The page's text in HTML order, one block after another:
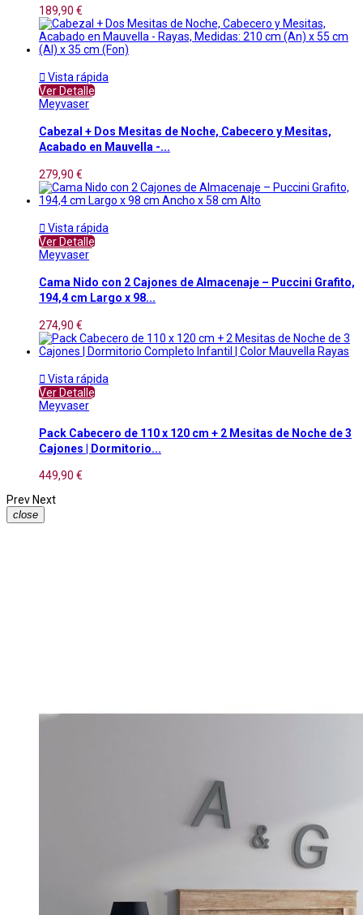
189,90 €
 Vista rápida
Ver Detalle
Meyvaser
Cabezal + Dos Mesitas de Noche, Cabecero y Mesitas,
Acabado en Mauvella -...
279,90 €
 Vista rápida
Ver Detalle
Meyvaser
Cama Nido con 2 Cajones de Almacenaje – Puccini Grafito,
194,4 cm Largo x 98...
274,90 €
 Vista rápida
Ver Detalle
Meyvaser
Pack Cabecero de 110 x 120 cm + 2 Mesitas de Noche de 3
Cajones | Dormitorio...
449,90 €
Prev Next
close